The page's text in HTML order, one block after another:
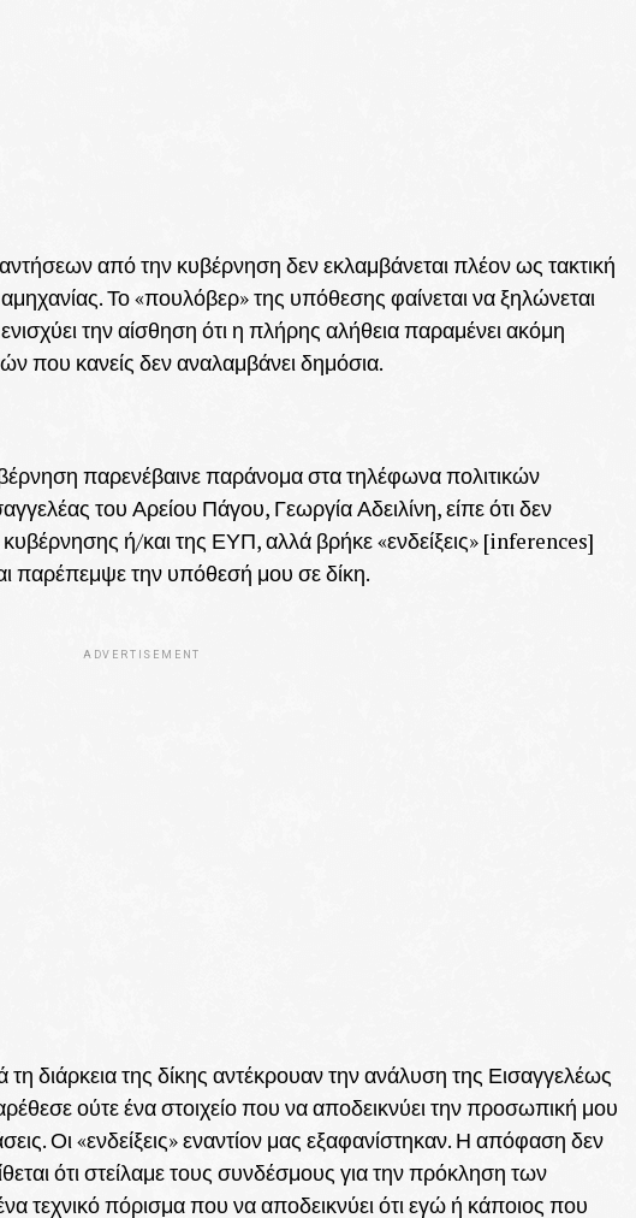
από την κυβέρνηση δεν εκλαμβάνεται πλέον ως τακτική
Το «πουλόβερ» της υπόθεσης φαίνεται να ξηλώνεται
την αίσθηση ότι η πλήρης αλήθεια παραμένει ακόμη
που κανείς δεν αναλαμβάνει δημόσια.
παρενέβαινε παράνομα στα τηλέφωνα πολιτικών
του Αρείου Πάγου, Γεωργία Αδειλίνη, είπε ότι δεν
ή/και της ΕΥΠ, αλλά βρήκε «ενδείξεις» [inferences]
παρέπεμψε την υπόθεσή μου σε δίκη.
ADVERTISEMENT
διάρκεια της δίκης αντέκρουαν την ανάλυση της Εισαγγελέως
ούτε ένα στοιχείο που να αποδεικνύει την προσωπική μου
Οι «ενδείξεις» εναντίον μας εξαφανίστηκαν. Η απόφαση δεν
ότι στείλαμε τους συνδέσμους για την πρόκληση των
τεχνικό πόρισμα που να αποδεικνύει ότι εγώ ή κάποιος που